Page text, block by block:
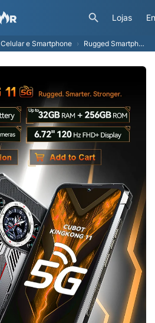
Lojas
Celular e Smartphone Rugged Smartphone 5G Cubot KingKong 11, 10200mAh Battery, Dimensity 7025, 6nm, 2.5GHz, 32GB RAM(16+16), 256GB ROM,108MP Camera